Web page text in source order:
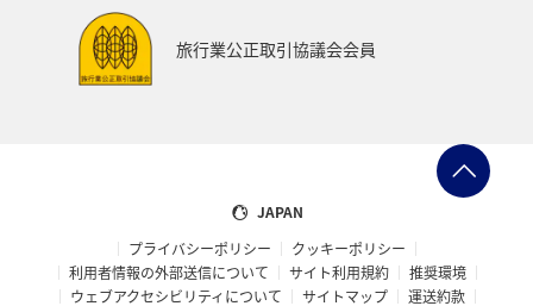
旅行業公正取引協議会会員
JAPAN
プライバシーポリシー
クッキーポリシー
利用者情報の外部送信について
サイト利用規約
推奨環境
ウェブアクセシビリティについて
サイトマップ 運送約款